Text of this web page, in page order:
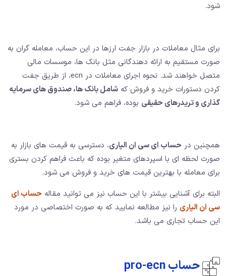
شود.
برای مثال معاملات در بازار جفت ارزها در این حساب، معامله گران به
صورت مستقیم به ارائه دهندگانی مثل بانک ها، موسسات مالی
متصل خواهند شد. نحوه اجرای معاملات در ecn، از طریق جفت
کردن دستورات خرید و فروش که شامل بانک ها، صندوق های سرمایه
گذاری و تریدرهای حقیقی بوده، فراهم می شود.
همچنین در حساب ای سی ان الپاری، دسترسی به قیمت های بازار به
صورت لحظه ای با اسپردهای متغیر بوده که باعث فراهم کردن بستری
برای معامله با بهترین قیمت های خرید و فروش می شود.
البته برای آشنایی بیشتر با این حساب نیز می توانید مقاله حساب ای
سی ان الپاری را نیز مطالعه نمایید که به صورت اختصاصی در مورد
این حساب تجاری می باشد.
حساب pro-ecn